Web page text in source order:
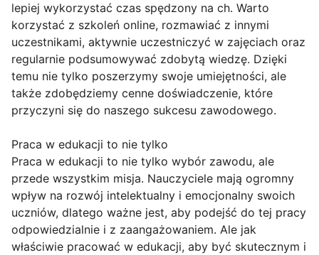
lepiej wykorzystać czas spędzony na ch. Warto
korzystać z szkoleń online, rozmawiać z innymi
uczestnikami, aktywnie uczestniczyć w zajęciach oraz
regularnie podsumowywać zdobytą wiedzę. Dzięki
temu nie tylko poszerzymy swoje umiejętności, ale
także zdobędziemy cenne doświadczenie, które
przyczyni się do naszego sukcesu zawodowego.
Praca w edukacji to nie tylko
Praca w edukacji to nie tylko wybór zawodu, ale
przede wszystkim misja. Nauczyciele mają ogromny
wpływ na rozwój intelektualny i emocjonalny swoich
uczniów, dlatego ważne jest, aby podejść do tej pracy
odpowiedzialnie i z zaangażowaniem. Ale jak
właściwie pracować w edukacji, aby być skutecznym i